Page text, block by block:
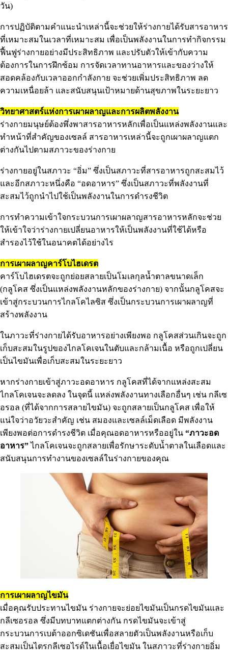
วัน)
การปฏิบัติตามคำแนะนำเหล่านี้จะช่วยให้ร่างกายได้รับสารอาหาร
ที่เหมาะสมในเวลาที่เหมาะสม เพื่อเป็นพลังงานในการทำกิจกรรม
ฟื้นฟูร่างกายอย่างมีประสิทธิภาพ และปรับตัวให้เข้ากับความ
ต้องการในการฝึกซ้อม การจัดเวลาทานอาหารและของว่างให้
สอดคล้องกับเวลาออกกำลังกาย จะช่วยเพิ่มประสิทธิภาพ ลด
ความเหนื่อยล้า และสนับสนุนเป้าหมายด้านสุขภาพในระยะยาว
วิทยาศาสตร์แห่งการเผาผลาญและการผลิตพลังงาน
ร่างกายมนุษย์ต้องพึ่งพาสารอาหารหลักเพื่อเป็นแหล่งพลังงานและ
ทำหน้าที่สำคัญของเซลล์ สารอาหารเหล่านี้จะถูกเผาผลาญแตก
ต่างกันไปตามสภาวะของร่างกาย
ร่างกายอยู่ในสภาวะ “อิ่ม” ซึ่งเป็นสภาวะที่สารอาหารถูกสะสมไว้
และอีกสภาวะหนึ่งคือ “อดอาหาร” ซึ่งเป็นสภาวะที่พลังงานที่
สะสมไว้ถูกนำไปใช้เป็นพลังงานในการดำรงชีวิต
การทำความเข้าใจกระบวนการเผาผลาญสารอาหารหลักจะช่วย
ให้เข้าใจว่าร่างกายเปลี่ยนอาหารให้เป็นพลังงานที่ใช้ได้หรือ
สำรองไว้ใช้ในอนาคตได้อย่างไร
การเผาผลาญคาร์โบไฮเดรต
คาร์โบไฮเดรตจะถูกย่อยสลายเป็นโมเลกุลน้ำตาลขนาดเล็ก
(กลูโคส ซึ่งเป็นแหล่งพลังงานหลักของร่างกาย) จากนั้นกลูโคสจะ
เข้าสู่กระบวนการไกลโคไลซิส ซึ่งเป็นกระบวนการเผาผลาญที่
สร้างพลังงาน
ในภาวะที่ร่างกายได้รับอาหารอย่างเพียงพอ กลูโคสส่วนเกินจะถูก
เก็บสะสมในรูปของไกลโคเจนในตับและกล้ามเนื้อ หรือถูกเปลี่ยน
เป็นไขมันเพื่อเก็บสะสมในระยะยาว
หากร่างกายเข้าสู่ภาวะอดอาหาร กลูโคสที่ได้จากแหล่งสะสม
ไกลโคเจนจะลดลง ในจุดนี้ แหล่งพลังงานทางเลือกอื่นๆ เช่น กลีเซ
อรอล (ที่ได้จากการสลายไขมัน) จะถูกสลายเป็นกลูโคส เพื่อให้
แน่ใจว่าอวัยวะสำคัญ เช่น สมองและเซลล์เม็ดเลือด มีพลังงาน
เพียงพอต่อการดำรงชีวิต เมื่อคุณอดอาหารหรืออยู่ใน “ภาวะอด
อาหาร”ไกลโคเจนจะถูกสลายเพื่อรักษาระดับน้ำตาลในเลือดและ
สนับสนุนการทำงานของเซลล์ในร่างกายของคุณ
การเผาผลาญไขมัน
เมื่อคุณรับประทานไขมัน ร่างกายจะย่อยไขมันเป็นกรดไขมันและ
กลีเซอรอล ซึ่งมีบทบาทแตกต่างกัน กรดไขมันจะเข้าสู่
กระบวนการเบต้าออกซิเดชันเพื่อสลายตัวเป็นพลังงานหรือเก็บ
สะสมเป็นไตรกลีเซอไรด์ในเนื้อเยื่อไขมัน ในสภาวะที่ร่างกายอิ่ม